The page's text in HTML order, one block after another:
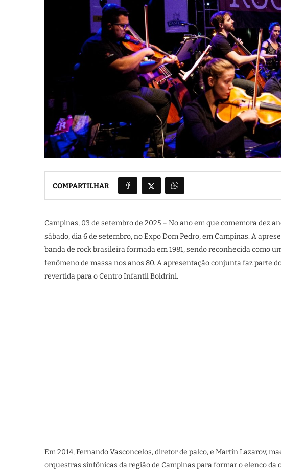
COMPARTILHAR
Campinas, 03 de setembro de 2025 – No ano em que comemora dez
sábado, dia 6 de setembro, no Expo Dom Pedro, em Campinas. A
banda de rock brasileira formada em 1981, sendo reconhecida como
fenômeno de massa nos anos 80. A apresentação conjunta faz parte
revertida para o Centro Infantil Boldrini.
Em 2014, Fernando Vasconcelos, diretor de palco, e Martin Lazarov,
orquestras sinfônicas da região de Campinas para formar o elenco